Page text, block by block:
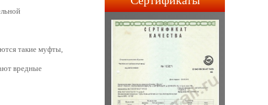
такие муфты,
вредные
строительства АПЛ 4-го и
5-го поколений.